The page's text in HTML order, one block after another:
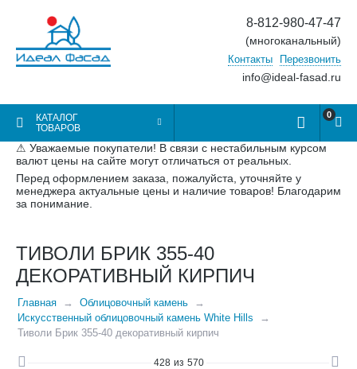
8-812-980-47-47
(многоканальный)
Контакты Перезвонить
info@ideal-fasad.ru
КАТАЛОГ
ТОВАРОВ
0
⚠ Уважаемые покупатели! В связи с нестабильным курсом
валют цены на сайте могут отличаться от реальных.
Перед оформлением заказа, пожалуйста, уточняйте у
менеджера актуальные цены и наличие товаров! Благодарим
за понимание.
ТИВОЛИ БРИК 355-40
ДЕКОРАТИВНЫЙ КИРПИЧ
Главная
Облицовочный камень
Искусственный облицовочный камень White Hills
Тиволи Брик 355-40 декоративный кирпич
428 из 570